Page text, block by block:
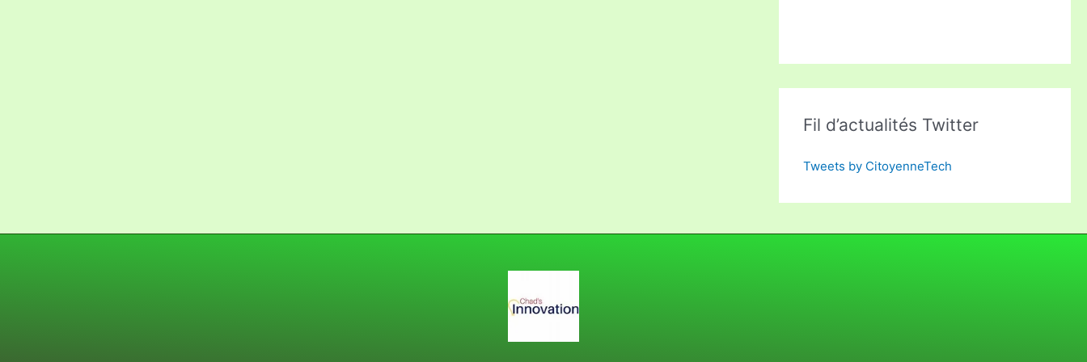
Fil d’actualités Twitter
Tweets by CitoyenneTech